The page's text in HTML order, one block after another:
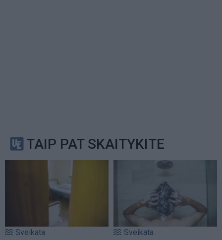
TAIP PAT SKAITYKITE
Sveikata Sveikata